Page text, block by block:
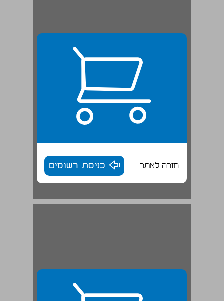
חזרה לאתר כניסת רשומים